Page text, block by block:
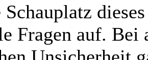
Fragen auf. Bei